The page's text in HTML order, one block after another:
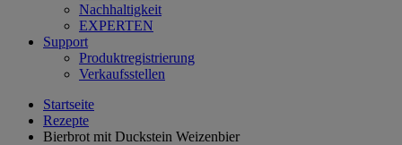
Nachhaltigkeit
EXPERTEN
Support
Produktregistrierung
Verkaufsstellen
Startseite
Rezepte
Bierbrot mit Duckstein Weizenbier